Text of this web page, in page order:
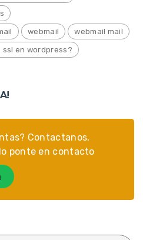
webmail webmail mail
ssl en wordpress?
Contactanos,
ponte en contacto